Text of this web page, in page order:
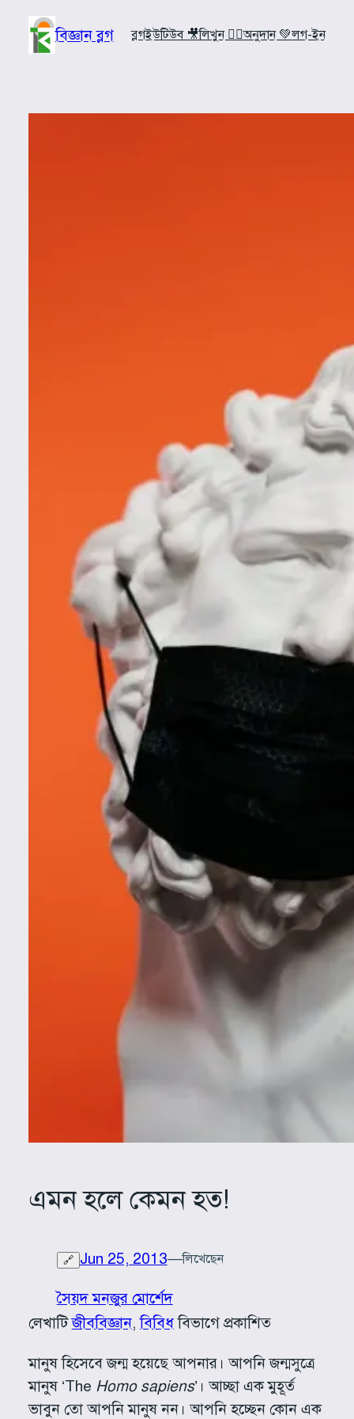
content
বিজ্ঞান ব্লগ ব্লগইউটিউব 🎥লিখুন ✍🏼অনুদান 💚লগ-ইন
এমন হলে কেমন হত!
🔗 Jun 25, 2013—লিখেছেন
সৈয়দ মনজুর মোর্শেদ
লেখাটিজীববিজ্ঞান, বিবিধবিভাগে প্রকাশিত
মানুষ হিসেবে জন্ম হয়েছে আপনার। আপনি জন্মসুত্রে
মানুষ ‘The Homo sapiens’। আচ্ছা এক মুহূর্ত
ভাবুন তো আপনি মানুষ নন। আপনি হচ্ছেন কোন এক